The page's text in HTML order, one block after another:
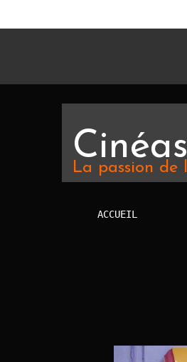
La passion de
ACCUEIL